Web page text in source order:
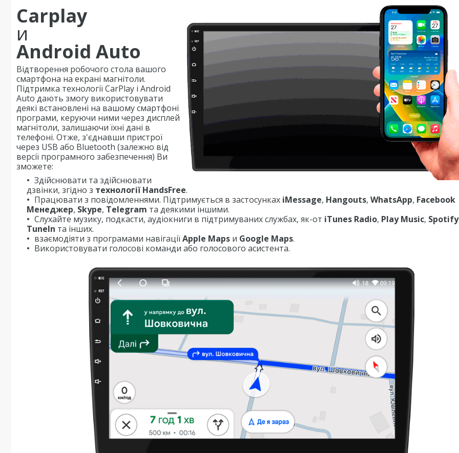
Carplay
и
Android Auto
Відтворення робочого стола вашого
смартфона на екрані магнітоли.
Підтримка технології CarPlay і Android
Auto дають змогу використовувати
деякі встановлені на вашому смартфоні
програми, керуючи ними через дисплей
магнітоли, залишаючи їхні дані в
телефоні. Отже, з'єднавши пристрої
через USB або Bluetooth (залежно від
версії програмного забезпечення) Ви
зможете:
Здійснювати та здійснювати
дзвінки, згідно з технології HandsFree.
Працювати з повідомленнями. Підтримується в застосунках iMessage, Hangouts, WhatsApp, Facebook
Менеджер, Skype, Telegram та деякими іншими.
Слухайте музику, подкасти, аудіокниги в підтримуваних службах, як-от iTunes Radio, Play Music, Spotify
TuneIn та інших.
взаємодіяти з програмами навігаціїApple Maps и Google Maps.
Використовувати голосові команди або голосового асистента.